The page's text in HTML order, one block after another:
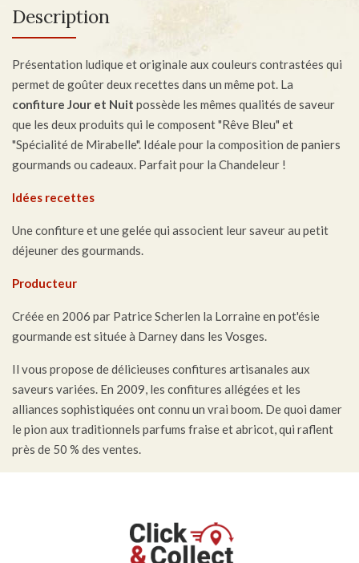
Description
Présentation ludique et originale aux couleurs contrastées qui
permet de goûter deux recettes dans un même pot. La
confiture Jour et Nuit possède les mêmes qualités de saveur
que les deux produits qui le composent "Rêve Bleu" et
"Spécialité de Mirabelle". Idéale pour la composition de paniers
gourmands ou cadeaux. Parfait pour la Chandeleur !
Idées recettes
Une confiture et une gelée qui associent leur saveur au petit
déjeuner des gourmands.
Producteur
Créée en 2006 par Patrice Scherlen la Lorraine en pot'ésie
gourmande est située à Darney dans les Vosges.
Il vous propose de délicieuses confitures artisanales aux
saveurs variées. En 2009, les confitures allégées et les
alliances sophistiquées ont connu un vrai boom. De quoi damer
le pion aux traditionnels parfums fraise et abricot, qui raflent
près de 50 % des ventes.